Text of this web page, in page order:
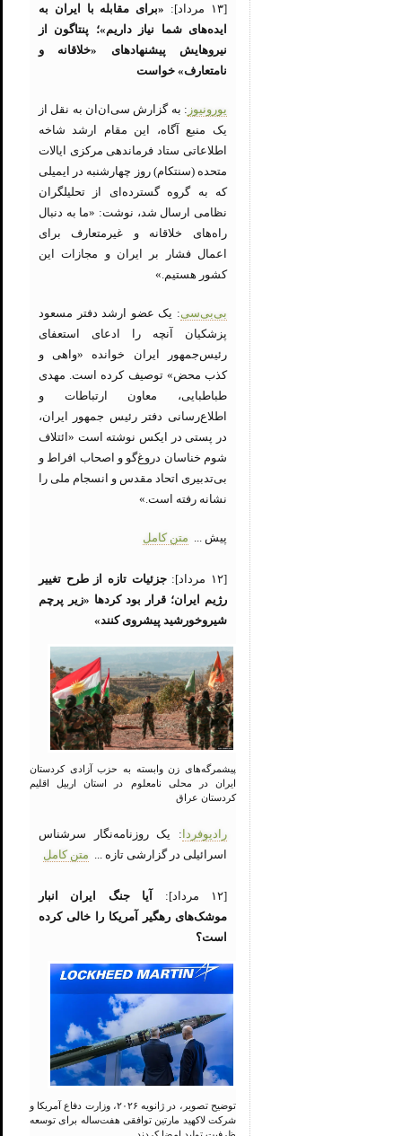
[۱۳ مرداد]:
«برای مقابله با ایران به
ایده‌های شما نیاز داریم»؛ پنتاگون از
نیروهایش پیشنهادهای «خلاقانه و
نامتعارف» خواست
یورونیوز : به گزارش سی‌ان‌ان به نقل از
یک منبع آگاه، این مقام ارشد شاخه
اطلاعاتی ستاد فرماندهی مرکزی ایالات
متحده (سنتکام) روز چهارشنبه در ایمیلی
که به گروه گسترده‌ای از تحلیلگران
نظامی ارسال شد، نوشت: «ما به دنبال
راه‌های خلاقانه و غیرمتعارف برای
اعمال فشار بر ایران و مجازات این
کشور هستیم.»
بی‌بی‌سی: یک عضو ارشد دفتر مسعود
پزشکیان آنچه را ادعای استعفای
رئیس‌جمهور ایران خوانده «واهی و
کذب محض» توصیف کرده است. مهدی
طباطبایی، معاون ارتباطات و
اطلاع‌رسانی دفتر رئیس جمهور ایران،
در پستی در ایکس نوشته است «ائتلاف
شوم خناسان دروغ‌گو و اصحاب افراط و
بی‌تدبیری اتحاد مقدس و انسجام ملی را
نشانه رفته است.»
پیش ... متن کامل
[۱۲ مرداد]:
جزئیات تازه از طرح تغییر
رژیم ایران؛ قرار بود کردها «زیر پرچم
شیروخورشید پیشروی کنند»
پیشمرگه‌های زن وابسته به حزب آزادی کردستان
ایران در محلی نامعلوم در استان اربیل اقلیم
کردستان عراق
رادیوفردا : یک روزنامه‌نگار سرشناس
اسرائیلی در گزارشی تازه ... متن کامل
[۱۲ مرداد]:
آیا جنگ ایران انبار
موشک‌های رهگیر آمریکا را خالی کرده
است؟
توضیح تصویر، در ژانویه ۲۰۲۶، وزارت دفاع آمریکا و
شرکت لاکهید مارتین توافقی هفت‌ساله برای توسعه
ظرفیت تولید امضا کردند